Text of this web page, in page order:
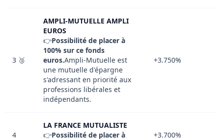
3 🥉
AMPLI-MUTUELLE AMPLI
EUROS
👉Possibilité de placer à
100% sur ce fonds
euros.Ampli-Mutuelle est
une mutuelle d'épargne
s'adressant en priorité aux
professions libérales et
indépendants.
+3.750%
4
LA FRANCE MUTUALISTE
👉Possibilité de placer à
+3.700%